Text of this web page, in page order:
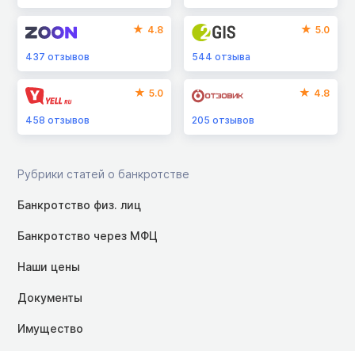
4.8
437 отзывов
5.0
544отзыва
5.0
458 отзывов
4.8
205отзывов
Рубрики статей о банкротстве
Банкротство физ. лиц
Банкротство через МФЦ
Наши цены
Документы
Имущество